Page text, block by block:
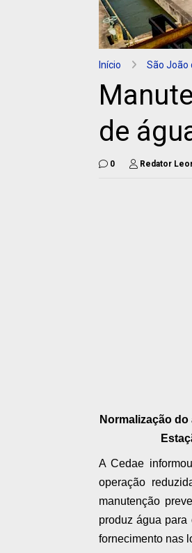
Início São João
de
0 Redator
Normalização
A Cedae
operação
manutenção
produz água
fornecimento nas